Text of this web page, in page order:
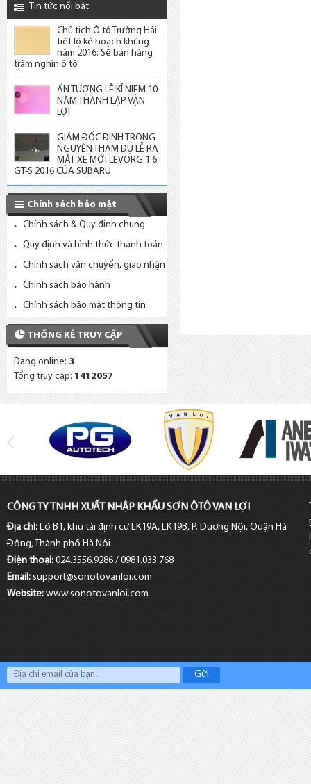
Tin tức nổi bật
Chủ tịch Ô tô Trường Hải
tiết lộ kế hoạch khủng
năm 2016: Sẽ bán hàng
trăm nghìn ô tô
ẤN TƯỢNG LỄ KỈ NIỆM 10
NĂM THÀNH LẬP VẠN
LỢI
GIÁM ĐỐC ĐINH TRỌNG
NGUYÊN THAM DỰ LỄ RA
MẮT XE MỚI LEVORG 1.6
GT-S 2016 CỦA SUBARU
Chính sách bảo mật
Chính sách & Quy định chung
Quy định và hình thức thanh toán
Chính sách vận chuyển, giao nhận
Chính sách bảo hành
Chính sách bảo mật thông tin
THỐNG KÊ TRUY CẬP
Đang online: 3
Tổng truy cập: 1412057
CÔNG TY TNHH XUẤT NHẬP KHẨU SƠN ÔTÔ VẠN LỢI
Địa chỉ: Lô B1, khu tái định cư LK19A, LK19B, P. Dương Nội, Quận Hà
Đông, Thành phố Hà Nội
Điện thoại: 024.3556.9286 / 0981.033.768
Email: support@sonotovanloi.com
Website: www.sonotovanloi.com